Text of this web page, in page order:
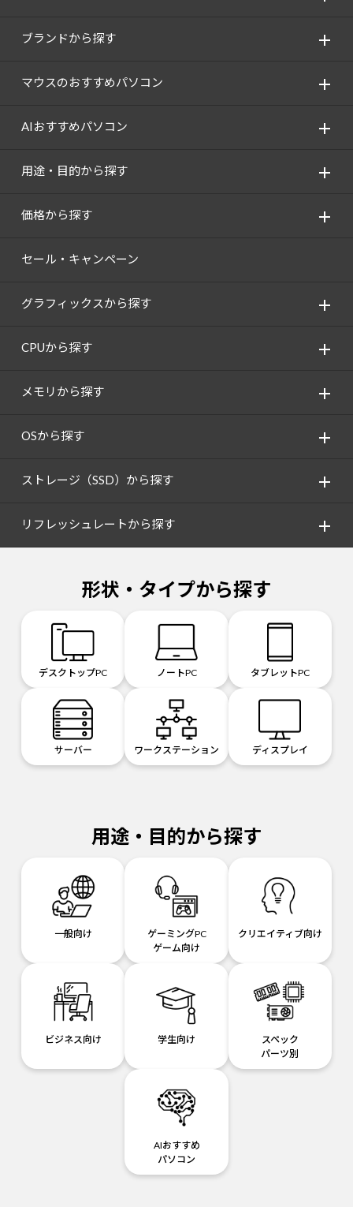
ブランドから探す
マウスのおすすめパソコン
AIおすすめパソコン
用途・目的から探す
価格から探す
セール・キャンペーン
グラフィックスから探す
CPUから探す
メモリから探す
OSから探す
ストレージ（SSD）から探す
リフレッシュレートから探す
形状・タイプから探す
デスクトップPC ノートPC タブレットPC
サーバー ワークステーション ディスプレイ
用途・目的から探す
一般向け
ゲーミングPC
ゲーム向け
クリエイティブ向け
ビジネス向け 学生向け
スペック
パーツ別
AIおすすめ
パソコン